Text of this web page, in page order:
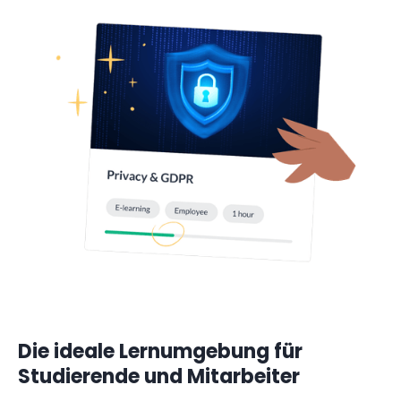
Die ideale Lernumgebung für
Studierende und Mitarbeiter